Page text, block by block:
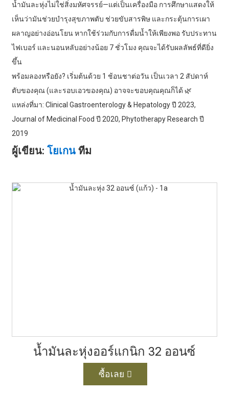
น้ำมันละหุ่งไม่ใช่สิ่งมหัศจรรย์—แต่เป็นเครื่องมือ การศึกษาแสดงให้
เห็นว่ามันช่วยบำรุงสุขภาพตับ ช่วยขับสารพิษ และกระตุ้นการเผา
ผลาญอย่างอ่อนโยน หากใช้ร่วมกับการดื่มน้ำให้เพียงพอ รับประทาน
ไฟเบอร์ และนอนหลับอย่างน้อย 7 ชั่วโมง คุณจะได้รับผลลัพธ์ที่ดียิ่ง
ขึ้น
พร้อมลองหรือยัง? เริ่มต้นด้วย 1 ช้อนชาต่อวัน เป็นเวลา 2 สัปดาห์
ตับของคุณ (และรอบเอวของคุณ) อาจจะขอบคุณคุณก็ได้ 🌿
แหล่งที่มา: Clinical Gastroenterology & Hepatology ปี 2023,
Journal of Medicinal Food ปี 2020, Phytotherapy Research ปี
2019
ผู้เขียน: โยเกนทีม
น้ำมันละหุ่งออร์แกนิก 32 ออนซ์
ซื้อเลย